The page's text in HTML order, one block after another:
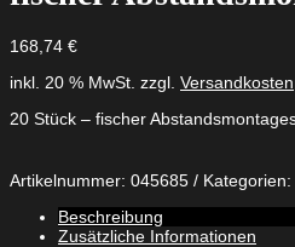
168,74 €
inkl. 20 % MwSt. zzgl. Versandkosten
20 Stück – fischer
Artikelnummer: 045685 Kategorien:
Beschreibung
Zusätzliche Informationen